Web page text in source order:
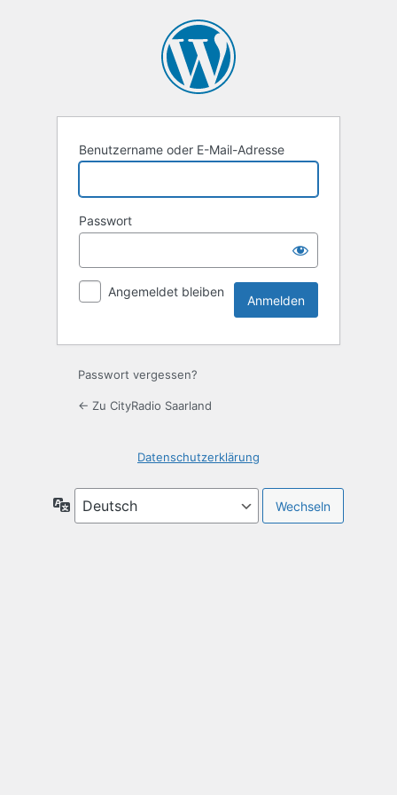
Benutzername oder E-Mail-Adresse
Passwort
Angemeldet bleiben
Passwort vergessen?
← Zu CityRadio Saarland
Datenschutzerklärung
Sprache